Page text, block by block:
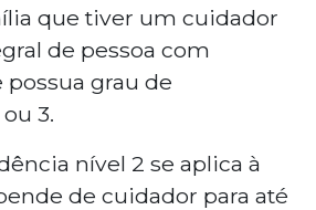
que tiver um cuidador
de pessoa com
grau de
3.
nível 2 se aplica à
de cuidador para até